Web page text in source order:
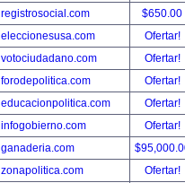
registrosocial.com
$650.00
eleccionesusa.com
Ofertar!
votociudadano.com
Ofertar!
forodepolitica.com
Ofertar!
educacionpolitica.com
Ofertar!
infogobierno.com
Ofertar!
ganaderia.com
zonapolitica.com
Ofertar!